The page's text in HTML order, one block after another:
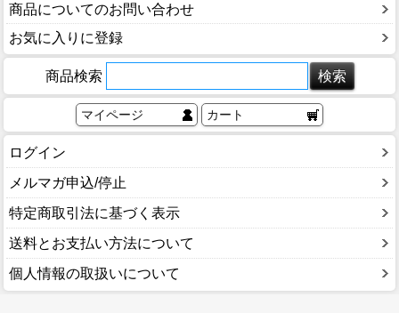
商品についてのお問い合わせ
お気に入りに登録
商品検索
マイページ カート
ログイン
メルマガ申込/停止
特定商取引法に基づく表示
送料とお支払い方法について
個人情報の取扱いについて